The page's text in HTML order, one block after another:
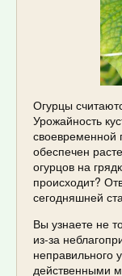
Огурцы
Урожайность
своевременной
обеспечен
огурцов на
происходит?
сегодняшней
Вы узнаете не
из-за
неправильного
действенными